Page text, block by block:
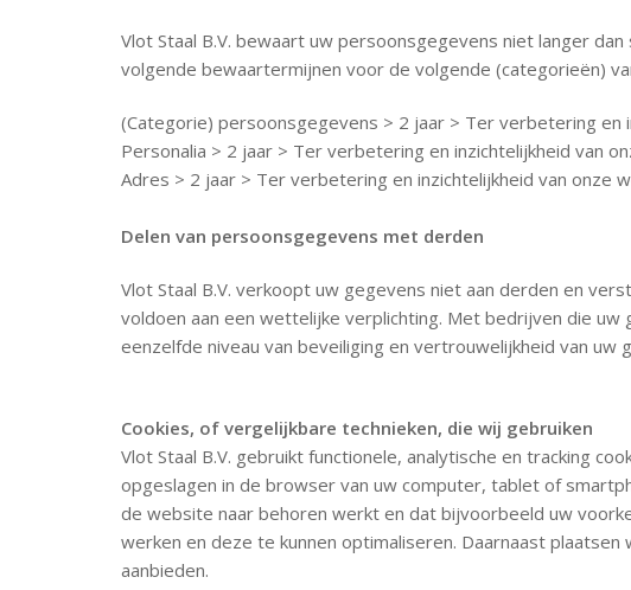
Vlot Staal B.V. bewaart uw persoonsgegevens niet langer
volgende bewaartermijnen voor de volgende (categorieën)
(Categorie) persoonsgegevens > 2 jaar > Ter verbetering en
Personalia > 2 jaar > Ter verbetering en inzichtelijkheid van
Adres > 2 jaar > Ter verbetering en inzichtelijkheid van onze
Delen van persoonsgegevens met derden
Vlot Staal B.V. verkoopt uw gegevens niet aan derden en
voldoen aan een wettelijke verplichting. Met bedrijven die
eenzelfde niveau van beveiliging en vertrouwelijkheid van
Cookies, of vergelijkbare technieken, die wij gebruiken
Vlot Staal B.V. gebruikt functionele, analytische en tracking
opgeslagen in de browser van uw computer, tablet of
de website naar behoren werkt en dat bijvoorbeeld uw
werken en deze te kunnen optimaliseren. Daarnaast
aanbieden.